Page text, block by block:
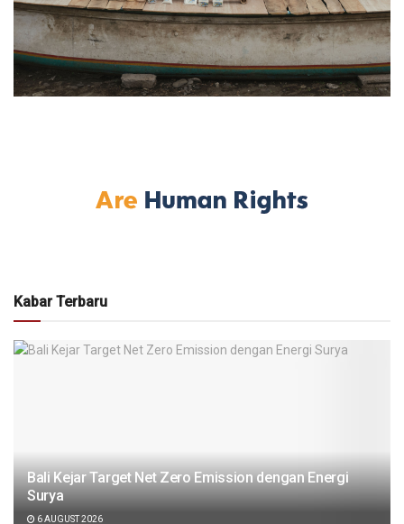
Kabar Terbaru
Bali Kejar Target Net Zero Emission dengan Energi
Surya
6 AUGUST 2026